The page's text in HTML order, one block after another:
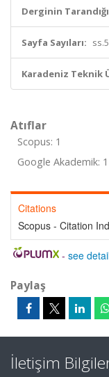
Derginin
Sayfa Sayıları:
Karadeniz Teknik
Atıflar
Scopus: 1
Google Akademik: 1
Citations
Scopus - Citation
- see
Paylaş
İletişim